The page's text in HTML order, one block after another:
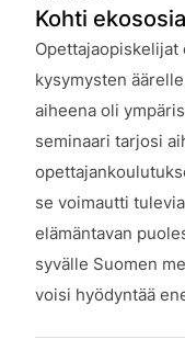
Kohti
Julkaistu:
Opettajaopiskelijat
kysymysten
aiheena oli
seminaari tarjosi
se voimautti
elämäntavan
syvälle Suomen
voisi hyödyntää